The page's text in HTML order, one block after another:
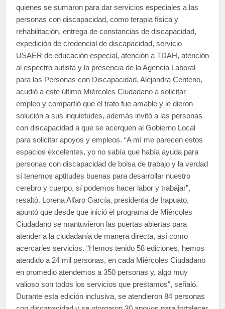
quienes se sumaron para dar servicios especiales a las
personas con discapacidad, como terapia física y
rehabilitación, entrega de constancias de discapacidad,
expedición de credencial de discapacidad, servicio
USAER de educación especial, atención a TDAH, atención
al espectro autista y la presencia de la Agencia Laboral
para las Personas con Discapacidad. Alejandra Centeno,
acudió a este último Miércoles Ciudadano a solicitar
empleo y compartió que el trato fue amable y le dieron
solución a sus inquietudes, además invitó a las personas
con discapacidad a que se acerquen al Gobierno Local
para solicitar apoyos y empleos. “A mí me parecen estos
espacios excelentes, yo no sabía que había ayuda para
personas con discapacidad de bolsa de trabajo y la verdad
sí tenemos aptitudes buenas para desarrollar nuestro
cerebro y cuerpo, sí podemos hacer labor y trabajar”,
resaltó. Lorena Alfaro García, presidenta de Irapuato,
apuntó que desde que inició el programa de Miércoles
Ciudadano se mantuvieron las puertas abiertas para
atender a la ciudadanía de manera directa, así como
acercarles servicios. “Hemos tenido 58 ediciones, hemos
atendido a 24 mil personas, en cada Miércoles Ciudadano
en promedio atendemos a 350 personas y, algo muy
valioso son todos los servicios que prestamos”, señaló.
Durante esta edición inclusiva, se atendieron 84 personas